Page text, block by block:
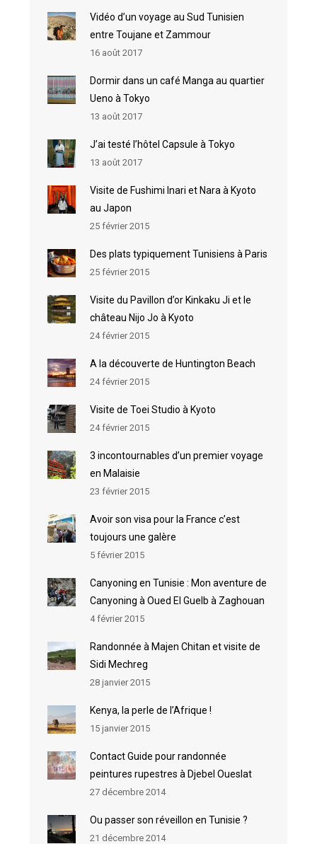
Vidéo d’un voyage au Sud Tunisien
entre Toujane et Zammour
16 août 2017
Dormir dans un café Manga au quartier
Ueno à Tokyo
13 août 2017
J’ai testé l’hôtel Capsule à Tokyo
13 août 2017
Visite de Fushimi Inari et Nara à Kyoto
au Japon
25 février 2015
Des plats typiquement Tunisiens à Paris
25 février 2015
Visite du Pavillon d’or Kinkaku Ji et le
château Nijo Jo à Kyoto
24 février 2015
A la découverte de Huntington Beach
24 février 2015
Visite de Toei Studio à Kyoto
24 février 2015
3 incontournables d’un premier voyage
en Malaisie
23 février 2015
Avoir son visa pour la France c’est
toujours une galère
5 février 2015
Canyoning en Tunisie : Mon aventure de
Canyoning à Oued El Guelb à Zaghouan
4 février 2015
Randonnée à Majen Chitan et visite de
Sidi Mechreg
28 janvier 2015
Kenya, la perle de l’Afrique !
15 janvier 2015
Contact Guide pour randonnée
peintures rupestres à Djebel Oueslat
27 décembre 2014
Ou passer son réveillon en Tunisie ?
21 décembre 2014